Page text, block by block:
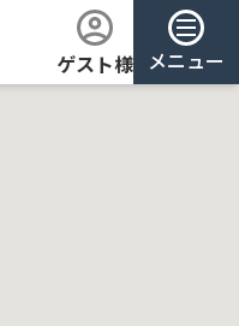
ゲスト様 メニュー